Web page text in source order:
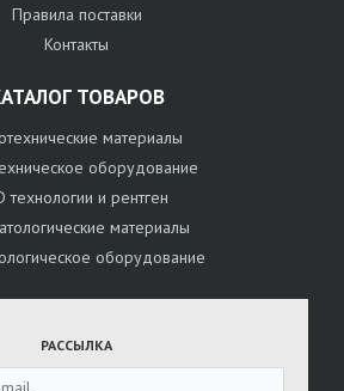
Правила поставки
Контакты
ТОВАРОВ
материалы
оборудование
технологии и рентген
материалы
оборудование
РАССЫЛКА